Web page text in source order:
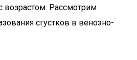
возрастом. Рассмотрим
сгустков в венозно-